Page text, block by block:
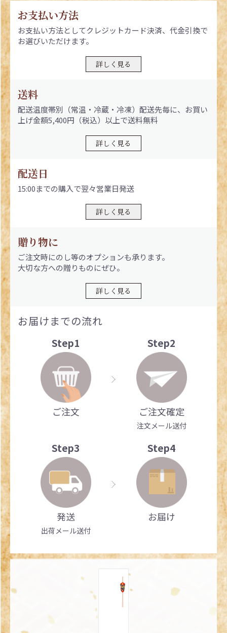
お支払い方法
お支払い方法としてクレジットカード決済、代金引換で
お選びいただけます。
詳しく見る
送料
配送温度帯別（常温・冷蔵・冷凍）配送先毎に、お買い
上げ金額5,400円（税込）以上で送料無料
詳しく見る
配送日
15:00までの購入で翌々営業日発送
詳しく見る
贈り物に
ご注文時にのし等のオプションも承ります。
大切な方への贈りものにぜひ。
詳しく見る
お届けまでの流れ
Step1
ご注文
Step2
ご注文確定
注文メール送付
Step3
発送
出荷メール送付
Step4
お届け